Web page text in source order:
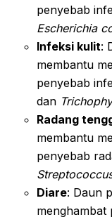
penyebab
Escherichia
Infeksi kulit:
membantu
penyebab
dan
Radang
membantu
penyebab
Diare: Daun